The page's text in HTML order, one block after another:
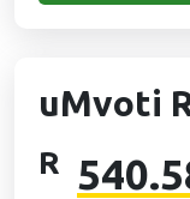
uMvoti
R